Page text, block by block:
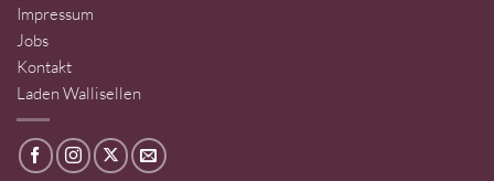
Impressum
Jobs
Kontakt
Laden Wallisellen